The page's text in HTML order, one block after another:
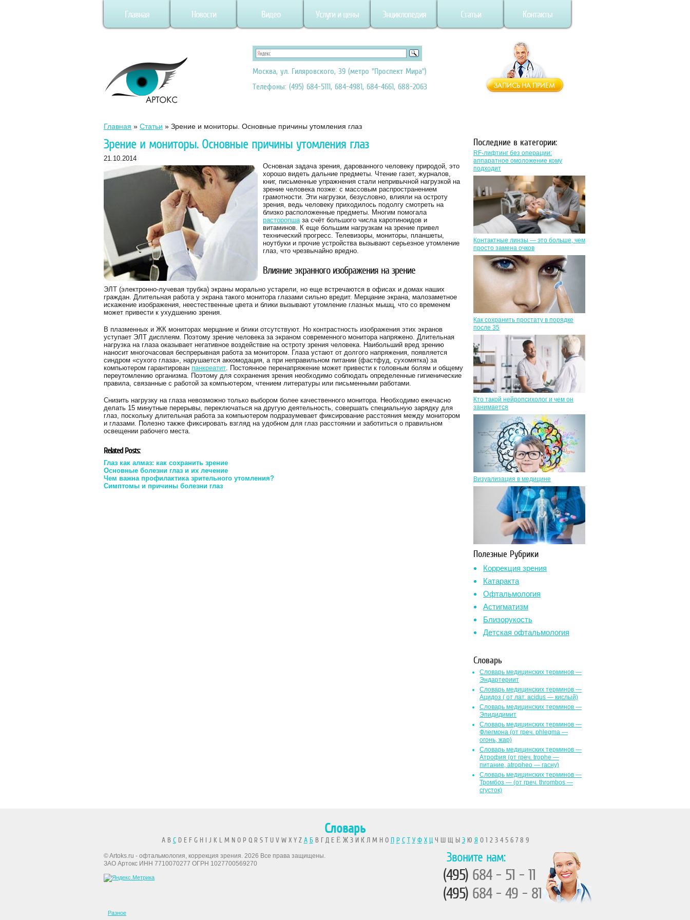
Главная Новости Видео Услуги и цены Энциклопедия Статьи Контакты
Москва, ул. Гиляровского, 39 (метро "Проспект Мира")
Телефоны: (495) 684-5111, 684-4981, 684-4661, 688-2063
Главная » Статьи » Зрение и мониторы. Основные причины утомления глаз
Зрение и мониторы. Основные причины утомления глаз
21.10.2014
Основная задача зрения, дарованного человеку природой, это
хорошо видеть дальние предметы. Чтение газет, журналов,
книг, письменные упражнения стали непривычной нагрузкой на
зрение человека позже: с массовым распространением
грамотности. Эти нагрузки, безусловно, влияли на остроту
зрения, ведь человеку приходилось подолгу смотреть на
близко расположенные предметы. Многим помогала
расторопшаза счёт большого числа каротиноидов и
витаминов. К еще большим нагрузкам на зрение привел
технический прогресс. Телевизоры, мониторы, планшеты,
ноутбуки и прочие устройства вызывают серьезное утомление
глаз, что чрезвычайно вредно.
Влияние экранного изображения на зрение
ЭЛТ (электронно-лучевая трубка) экраны морально устарели, но еще встречаются в офисах и домах наших
граждан. Длительная работа у экрана такого монитора глазами сильно вредит. Мерцание экрана, малозаметное
искажение изображения, неестественные цвета и блики вызывают утомление глазных мышц, что со временем
может привести к ухудшению зрения.
В плазменных и ЖК мониторах мерцание и блики отсутствуют. Но контрастность изображения этих экранов
уступает ЭЛТ дисплеям. Поэтому зрение человека за экраном современного монитора напряжено. Длительная
нагрузка на глаза оказывает негативное воздействие на остроту зрения человека. Наибольший вред зрению
наносит многочасовая беспрерывная работа за монитором. Глаза устают от долгого напряжения, появляется
синдром «сухого глаза», нарушается аккомодация, а при неправильном питании (фастфуд, сухомятка) за
компьютером гарантирован панкреатит. Постоянное перенапряжение может привести к головным болям и общему
переутомлению организма. Поэтому для сохранения зрения необходимо соблюдать определенные гигиенические
правила, связанные с работой за компьютером, чтением литературы или письменными работами.
Снизить нагрузку на глаза невозможно только выбором более качественного монитора. Необходимо ежечасно
делать 15 минутные перерывы, переключаться на другую деятельность, совершать специальную зарядку для
глаз, поскольку длительная работа за компьютером подразумевает фиксирование расстояния между монитором
и глазами. Полезно также фиксировать взгляд на удобном для глаз расстоянии и заботиться о правильном
освещении рабочего места.
Related Posts:
Глаз как алмаз: как сохранить зрение
Основные болезни глаз и их лечение
Чем важна профилактика зрительного утомления?
Симптомы и причины болезни глаз
Последние в категории:
RF-лифтинг без операции:
аппаратное омоложение кому
подходит
Контактные линзы — это больше, чем
просто замена очков
Как сохранить простату в порядке
после 35
Кто такой нейропсихолог и чем он
занимается
Визуализация в медицине
Полезные Рубрики
Коррекция зрения
Катаракта
Офтальмология
Астигматизм
Близорукость
Детская офтальмология
Словарь
Словарь медицинских терминов —
Эндартериит
Словарь медицинских терминов —
Ацидоз ( от лат. асidus — кислый)
Словарь медицинских терминов —
Эпидидимит
Словарь медицинских терминов —
Флегмона (от гpeч. phlegma —
огонь, жар)
Словарь медицинских терминов —
Атрофия (от греч. trophe —
питание, atropheo — гасну)
Словарь медицинских терминов —
Тромбоз — (от греч. thrombos —
сгусток)
Словарь
A B CD E F G H I J K L M N O P Q R S T U V W X Y Z А БВ Г Д Е Ё Ж З И К Л М Н О П Р С Т У Ф Х ЦЧ Ш Щ Ы ЭЮ Я 0 1 2 3 4 5 6 7 8 9
© Artoks.ru - офтальмология, коррекция зрения. 2026 Все права защищены.
ЗАО Артокс ИНН 7710070277 ОГРН 1027700569270
Звоните нам:
(495) 684 - 51 - 11
(495) 684 - 49 - 81
Разное